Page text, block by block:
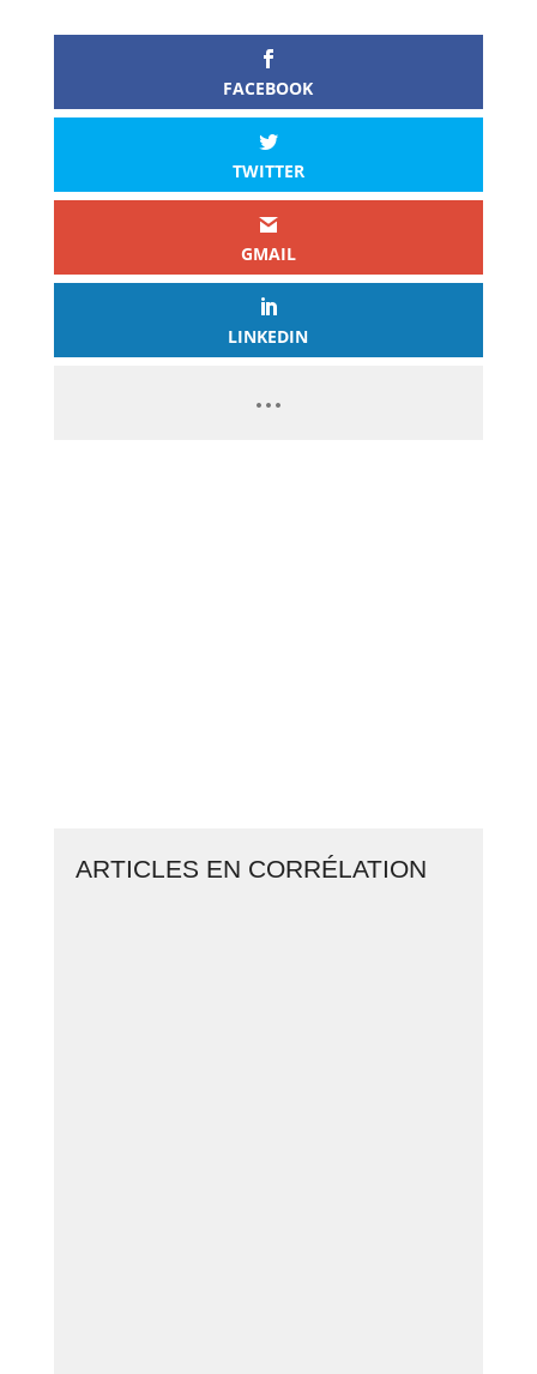
FACEBOOK
TWITTER
GMAIL
LINKEDIN
ARTICLES EN CORRÉLATION